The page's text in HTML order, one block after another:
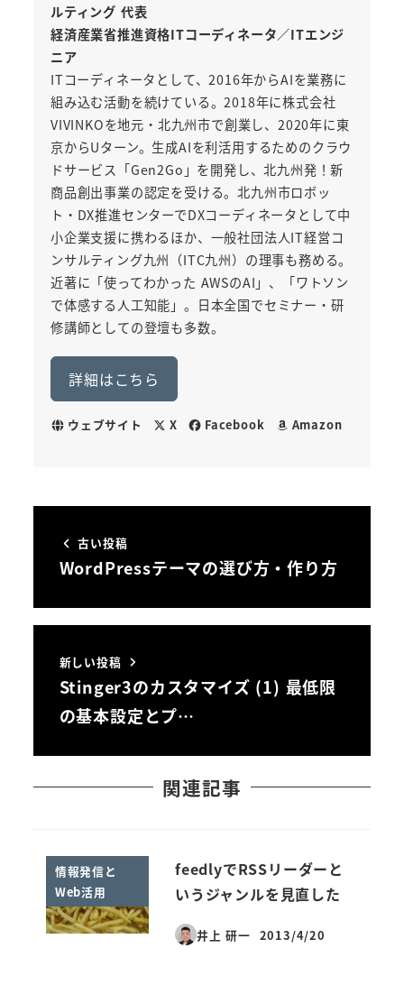
ルティング 代表
経済産業省推進資格ITコーディネータ／ITエンジ
ニア
ITコーディネータとして、2016年からAIを業務に
組み込む活動を続けている。2018年に株式会社
VIVINKOを地元・北九州市で創業し、2020年に東
京からUターン。生成AIを利活用するためのクラウ
ドサービス「Gen2Go」を開発し、北九州発！新
商品創出事業の認定を受ける。北九州市ロボッ
ト・DX推進センターでDXコーディネータとして中
小企業支援に携わるほか、一般社団法人IT経営コ
ンサルティング九州（ITC九州）の理事も務める。
近著に「使ってわかった AWSのAI」、「ワトソン
で体感する人工知能」。日本全国でセミナー・研
修講師としての登壇も多数。
詳細はこちら
ウェブサイト X Facebook Amazon
古い投稿
WordPressテーマの選び方・作り方
新しい投稿
Stinger3のカスタマイズ (1) 最低限
の基本設定とプ…
関連記事
情報発信と
Web活用
feedlyでRSSリーダーと
いうジャンルを見直した
井上 研一
投稿日
2013/4/20